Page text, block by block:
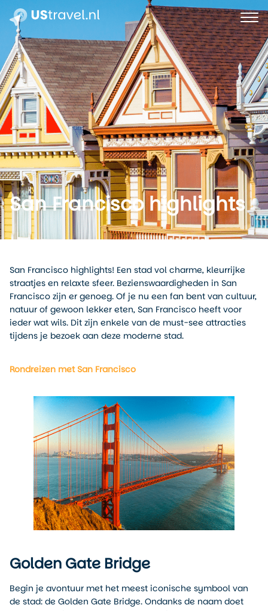
San Francisco highlights
San Francisco highlights! Een stad vol charme, kleurrijke
straatjes en relaxte sfeer. Bezienswaardigheden in San
Francisco zijn er genoeg. Of je nu een fan bent van cultuur,
natuur of gewoon lekker eten, San Francisco heeft voor
ieder wat wils. Dit zijn enkele van de must-see attracties
tijdens je bezoek aan deze moderne stad.
Rondreizen met San Francisco
Golden Gate Bridge
Begin je avontuur met het meest iconische symbool van
de stad: de Golden Gate Bridge. Ondanks de naam doet